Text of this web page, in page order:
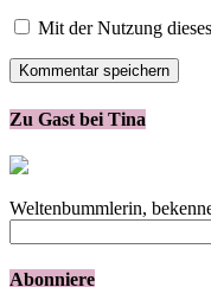
Mit der Nutzung
Zu Gast bei Tina
Weltenbummlerin,
Abonniere